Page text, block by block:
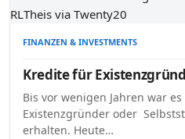
FINANZEN & INVESTMENTS
Kredite für
Bis vor wenigen Jahren war
Existenzgründer oder
erhalten. Heute…